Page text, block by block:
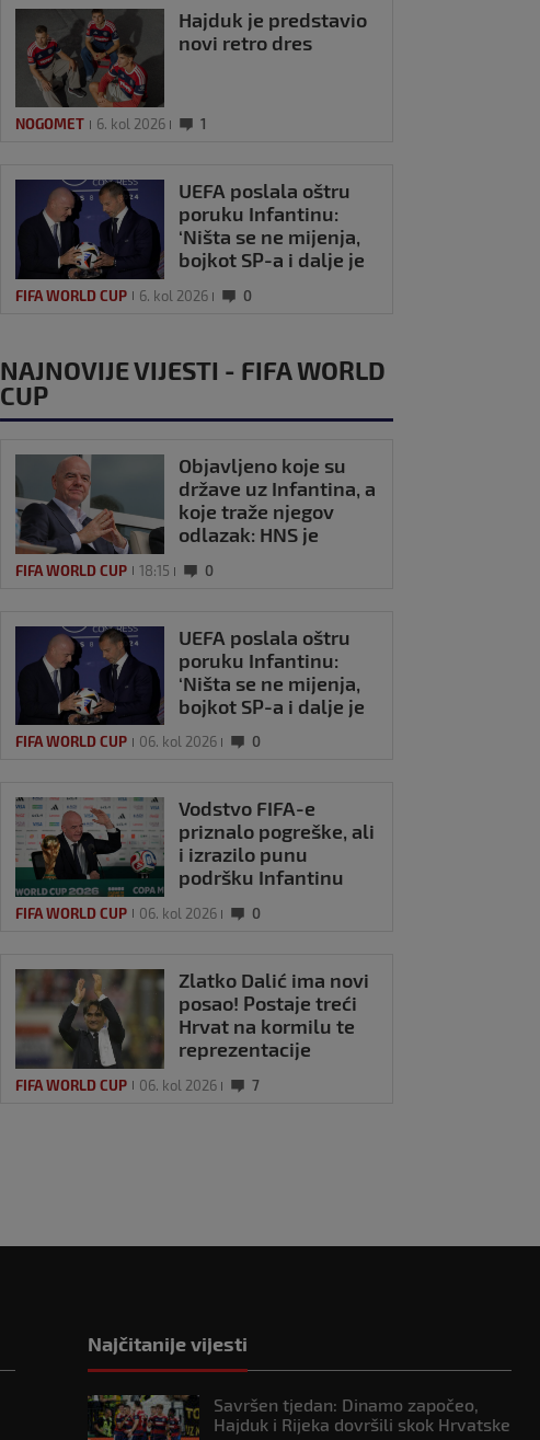
UEFA poslala oštru
bojkot SP-a i dalje je
na snazi'
06. kol 2026 0
Hajduk je predstavio
novi retro dres
NOGOMET 6. kol 2026 1
UEFA poslala oštru
poruku Infantinu:
‘Ništa se ne mijenja,
bojkot SP-a i dalje je
FIFA WORLD CUP 6. kol 2026 0
NAJNOVIJE VIJESTI - FIFA WORLD
CUP
Objavljeno koje su
države uz Infantina, a
koje traže njegov
odlazak: HNS je
stranu
FIFA WORLD CUP 18:15 0
UEFA poslala oštru
poruku Infantinu:
‘Ništa se ne mijenja,
bojkot SP-a i dalje je
FIFA WORLD CUP 06. kol 2026 0
Vodstvo FIFA-e
priznalo pogreške, ali
i izrazilo punu
podršku Infantinu
FIFA WORLD CUP 06. kol 2026 0
Zlatko Dalić ima novi
posao! Postaje treći
Hrvat na kormilu te
reprezentacije
FIFA WORLD CUP 06. kol 2026 7
Najčitanije vijesti
Savršen tjedan: Dinamo započeo,
Hajduk i Rijeka dovršili skok Hrvatske